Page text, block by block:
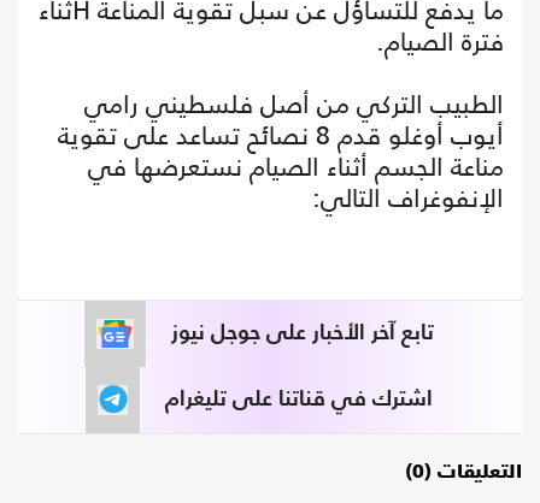
ما يدفع للتساؤل عن سبل تقوية المناعة Hثناء
فترة الصيام.
الطبيب التركي من أصل فلسطيني رامي
أيوب أوغلو قدم 8 نصائح تساعد على تقوية
مناعة الجسم أثناء الصيام نستعرضها في
الإنفوغراف التالي:
تابع آخر الأخبار على جوجل نيوز
اشترك في قناتنا على تليغرام
التعليقات (0)